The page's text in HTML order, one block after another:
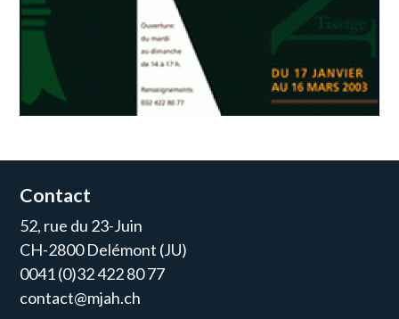
Contact
52, rue du 23-Juin
CH-2800 Delémont (JU)
0041 (0)32 422 80 77
contact@mjah.ch